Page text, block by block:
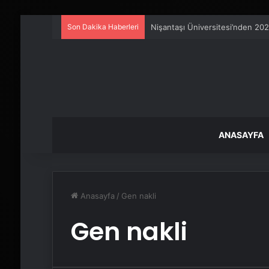
Son Dakika Haberleri Nişantaşı Üniversitesi’nden
ANASAYFA
Anasayfa / Gen nakli
Gen nakli